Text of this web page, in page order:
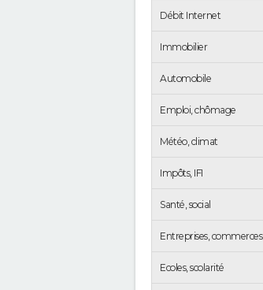
Débit Internet
Immobilier
Automobile
Emploi, chômage
Météo, climat
Impôts, IFI
Santé, social
Entreprises, commerces
Ecoles, scolarité